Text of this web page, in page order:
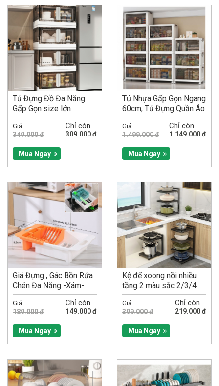
Tủ Đựng Đồ Đa Năng
Gấp Gọn size lớn
Giá
349.000 đ
Chỉ còn
309.000 đ
Mua Ngay
Tủ Nhựa Gấp Gọn Ngang
60cm, Tủ Đựng Quần Áo
Đa Năng Lắp Ghép, Để...
Giá
1.499.000 đ
Chỉ còn
1.149.000 đ
Mua Ngay
Giá Đựng , Gác Bồn Rửa
Chén Đa Năng -Xám-
Cam-
Giá
189.000 đ
Chỉ còn
149.000 đ
Mua Ngay
Kệ để xoong nồi nhiều
tầng 2 màu sắc 2/3/4
tầng có thể điều chỉnh...
Giá
399.000 đ
Chỉ còn
219.000 đ
Mua Ngay